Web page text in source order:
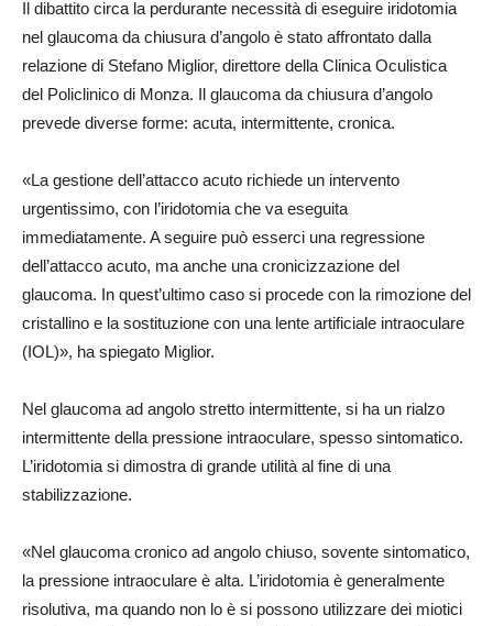
Il dibattito circa la perdurante necessità di eseguire iridotomia
nel glaucoma da chiusura d’angolo è stato affrontato dalla
relazione di Stefano Miglior, direttore della Clinica Oculistica
del Policlinico di Monza. Il glaucoma da chiusura d’angolo
prevede diverse forme: acuta, intermittente, cronica.
«La gestione dell’attacco acuto richiede un intervento
urgentissimo, con l’iridotomia che va eseguita
immediatamente. A seguire può esserci una regressione
dell’attacco acuto, ma anche una cronicizzazione del
glaucoma. In quest’ultimo caso si procede con la rimozione del
cristallino e la sostituzione con una lente artificiale intraoculare
(IOL)», ha spiegato Miglior.
Nel glaucoma ad angolo stretto intermittente, si ha un rialzo
intermittente della pressione intraoculare, spesso sintomatico.
L’iridotomia si dimostra di grande utilità al fine di una
stabilizzazione.
«Nel glaucoma cronico ad angolo chiuso, sovente sintomatico,
la pressione intraoculare è alta. L’iridotomia è generalmente
risolutiva, ma quando non lo è si possono utilizzare dei miotici